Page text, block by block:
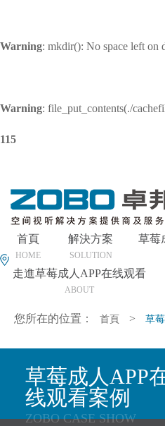
Warning: mkdir(): No space left on
Warning: file_put_contents(./
115
首頁
HOME
解決方案
SOLUTION
草莓
走進草莓成人APP在线观看
ABOUT
您所在的位置： 首頁 > 草
草莓成人APP
线观看案例
ZOBO CASE SHOW